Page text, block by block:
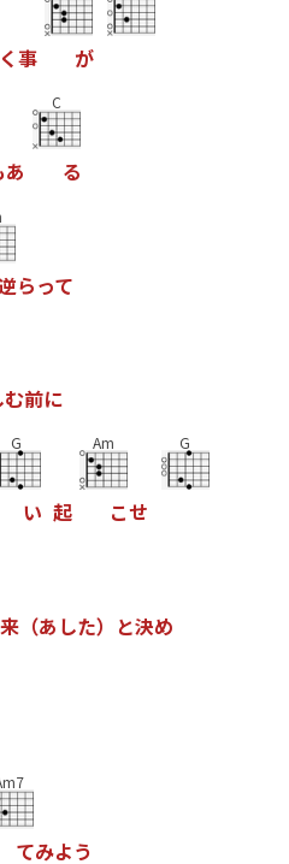
く事 が
あ
C
る
らって
む前に
G
い 起
Am
こせ
G
来（あ した） と決め
てみよう